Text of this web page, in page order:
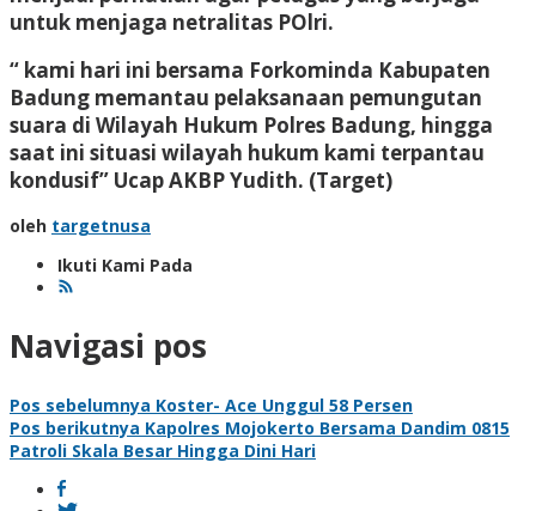
untuk menjaga netralitas POlri.
“ kami hari ini bersama Forkominda Kabupaten
Badung memantau pelaksanaan pemungutan
suara di Wilayah Hukum Polres Badung, hingga
saat ini situasi wilayah hukum kami terpantau
kondusif” Ucap AKBP Yudith. (Target)
oleh targetnusa
Ikuti Kami Pada
Navigasi pos
Pos sebelumnya Koster- Ace Unggul 58 Persen
Pos berikutnya Kapolres Mojokerto Bersama Dandim 0815
Patroli Skala Besar Hingga Dini Hari